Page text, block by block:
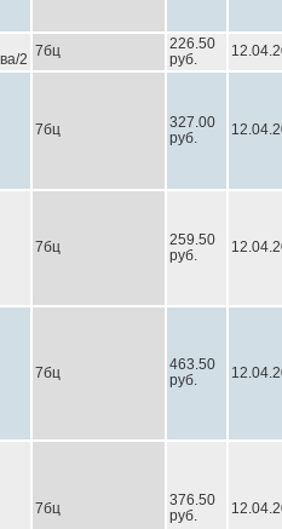
2 7бц
226.50
руб.
7бц
327.00
руб.
7бц
259.50
руб.
7бц
463.50
руб.
7бц
376.50
руб.